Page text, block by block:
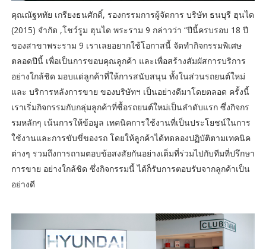
คุณณัฐหทัย เกรียงธนศักดิ์, รองกรรมการผู้จัดการ บริษัท ธนบุรี ฮุนได
(2015) จำกัด ,โชว์รูม ฮุนได พระราม 9 กล่าวว่า “ปีนี้ครบรอบ 18 ปี
ของสาขาพระราม 9 เราเลยอยากใช้โอกาสนี้ จัดทำกิจกรรมพิเศษ
ตลอดปีนี้ เพื่อเป็นการขอบคุณลูกค้า และเพื่อสร้างสัมผัสการบริการ
อย่างใกล้ชิด มอบแด่ลูกค้าที่ให้การสนับสนุน ทั้งในส่วนรถยนต์ใหม่
และ บริการหลังการขาย ของบริษัทฯ เป็นอย่างดีมาโดยตลอด ครั้งนี้
เราเริ่มกิจกรรมกับกลุ่มลูกค้าที่ซื้อรถยนต์ใหม่เป็นลำดับแรก ซึ่งกิจกร
รมหลักๆ เน้นการให้ข้อมูล เทคนิคการใช้งานที่เป็นประโยชน์ในการ
ใช้งานและการขับขี่ของรถ โดยให้ลูกค้าได้ทดลองปฏิบัติตามเทคนิค
ต่างๆ รวมถึงการถามตอบข้อสงสัยกันอย่างเต็มที่ร่วมไปกับทีมที่ปรึกษา
การขาย อย่างใกล้ชิด ซึ่งกิจกรรมนี้ ได้ก็รับการตอบรับจากลูกค้าเป็น
อย่างดี